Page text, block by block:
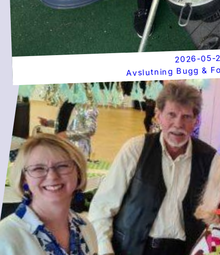
2026-05-
Avslutning Bugg &